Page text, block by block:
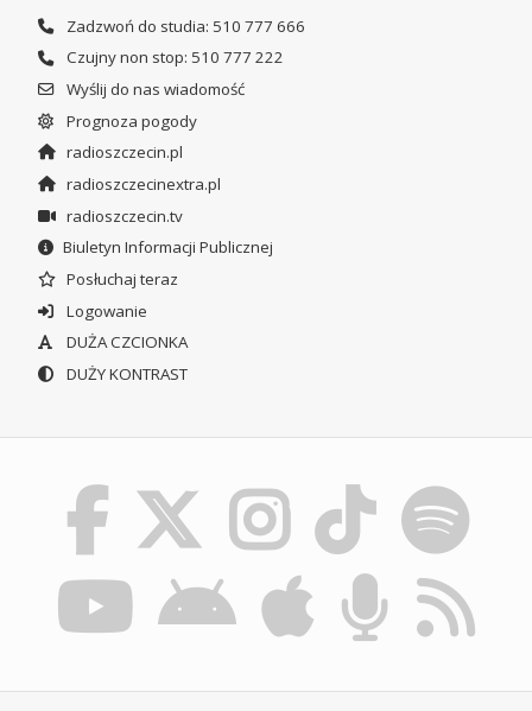
Zadzwoń do studia: 510 777 666
Czujny non stop: 510 777 222
Wyślij do nas wiadomość
Prognoza pogody
radioszczecin.pl
radioszczecinextra.pl
radioszczecin.tv
Biuletyn Informacji Publicznej
Posłuchaj teraz
Logowanie
DUŻA CZCIONKA
DUŻY KONTRAST